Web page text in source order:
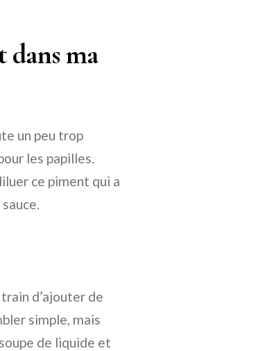
ma
un peu trop
les papilles.
ce piment qui a
d’ajouter de
simple, mais
de liquide et